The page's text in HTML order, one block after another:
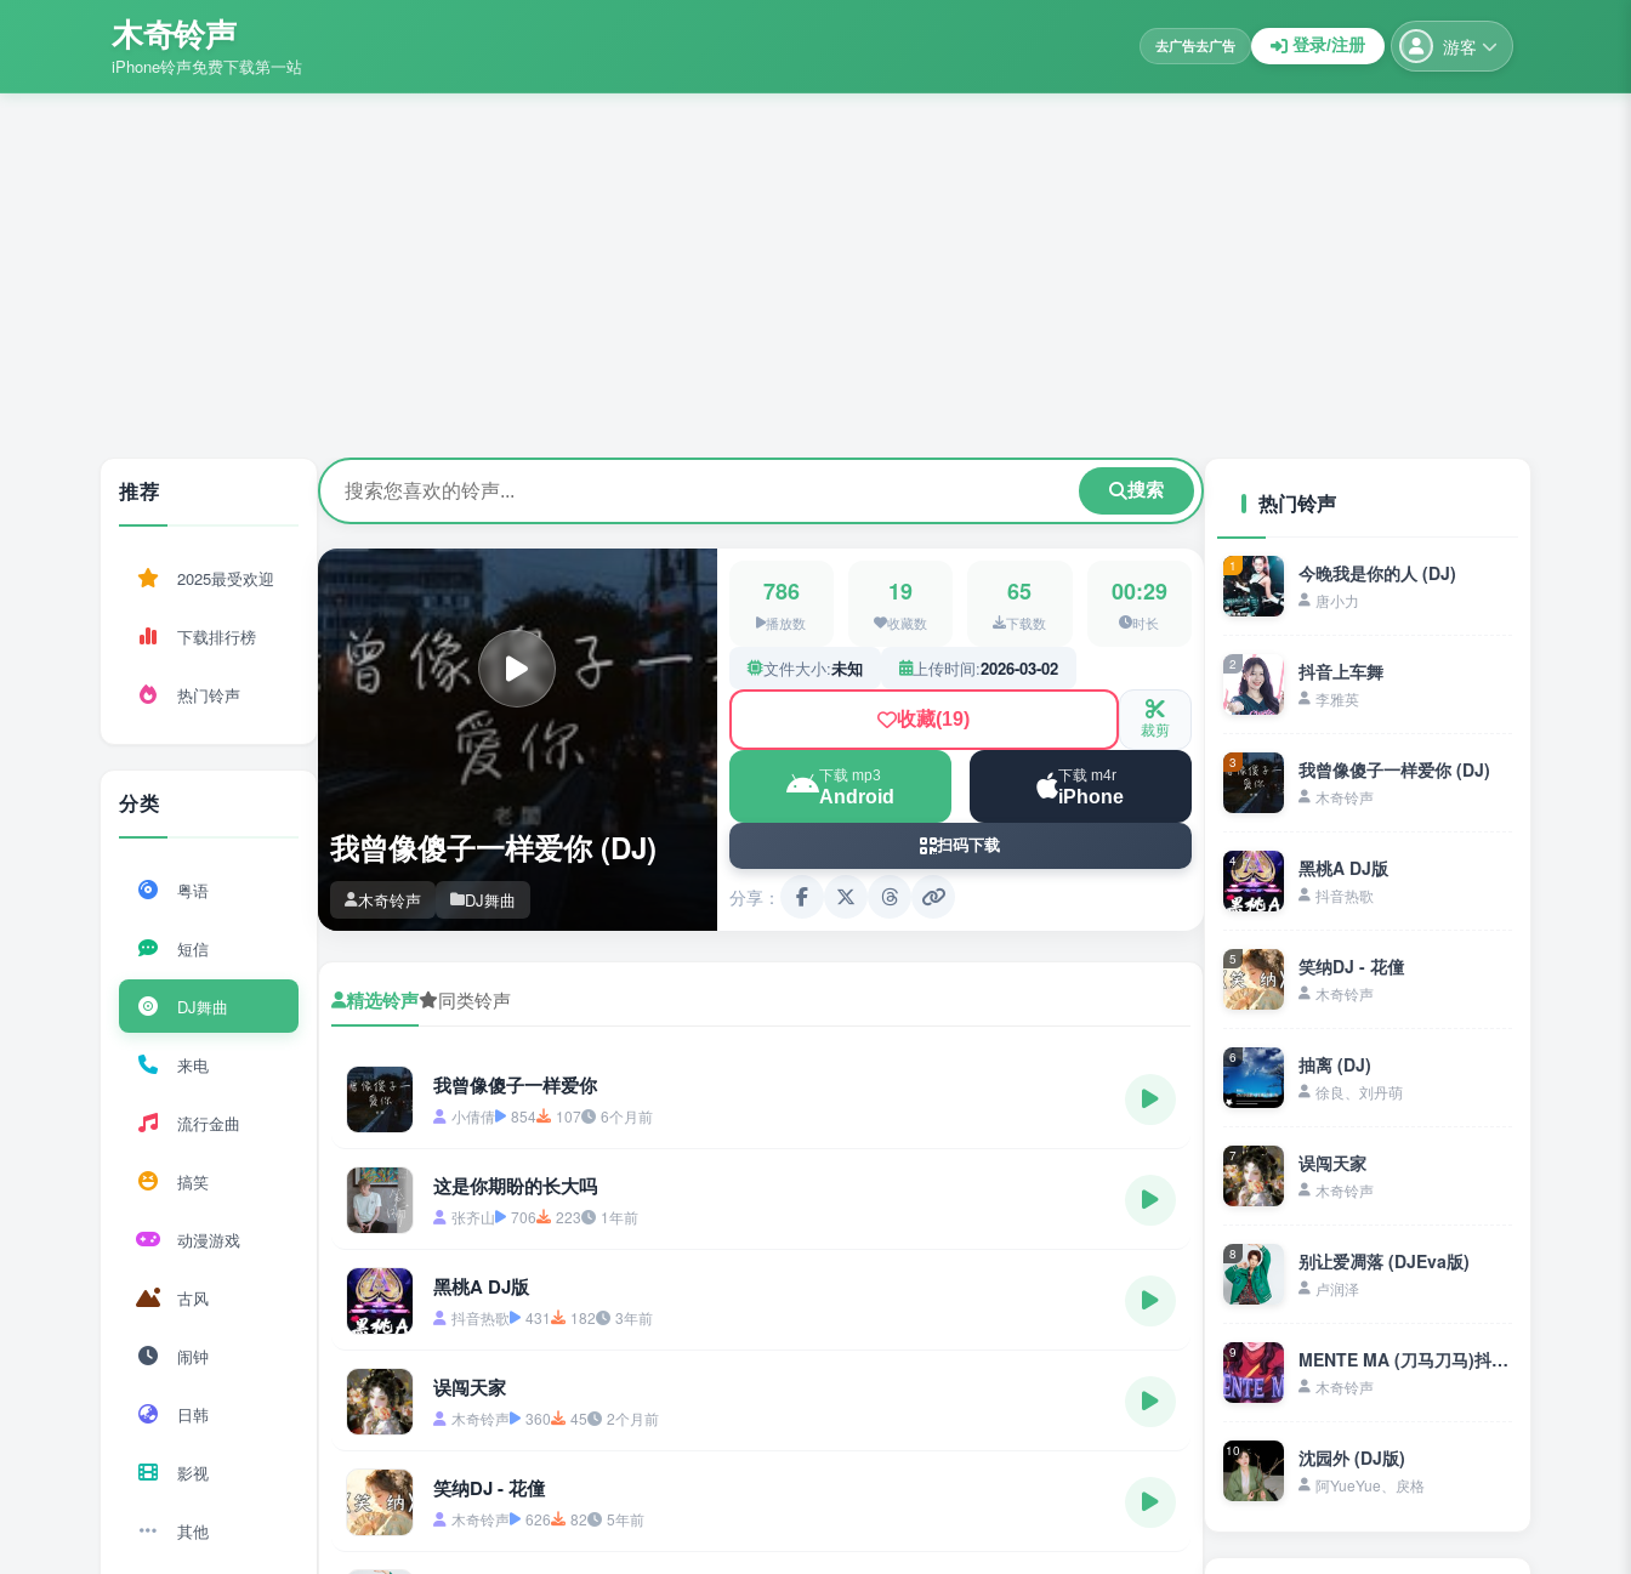
木奇铃声
iPhone铃声免费下载第一站
去广告去广告 登录/注册 游客
推荐
2025最受欢迎
下载排行榜
热门铃声
分类
粤语
短信
DJ舞曲
来电
流行金曲
搞笑
动漫游戏
古风
闹钟
日韩
影视
其他
搜索
我曾像傻子一样爱你 (DJ)
木奇铃声 DJ舞曲
786
播放数
19
收藏数
65
下载数
00:29
时长
文件大小:未知 上传时间:2026-03-02
收藏(19) 裁剪
下载 mp3
Android
下载 m4r
iPhone
扫码下载
分享：
精选铃声 同类铃声
我曾像傻子一样爱你
小倩倩 854 107 6个月前
这是你期盼的长大吗
张齐山 706 223 1年前
黑桃A DJ版
抖音热歌 431 182 3年前
误闯天家
木奇铃声 360 45 2个月前
笑纳DJ - 花僮
木奇铃声 626 82 5年前
热门铃声
1 今晚我是你的人 (DJ)
唐小力
2 抖音上车舞
李雅英
3 我曾像傻子一样爱你 (DJ)
木奇铃声
4 黑桃A DJ版
抖音热歌
5 笑纳DJ - 花僮
木奇铃声
6 抽离 (DJ)
徐良、刘丹萌
7 误闯天家
木奇铃声
8 别让爱凋落 (DJEva版)
卢润泽
9 MENTE MA (刀马刀马)抖音DJ
木奇铃声
10 沈园外 (DJ版)
阿YueYue、戾格